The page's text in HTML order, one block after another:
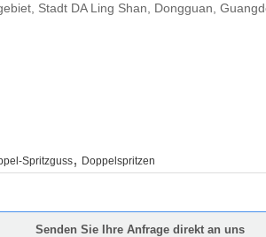
Stadt DA Ling Shan, Dongguan,
Spritzguss, Doppelspritzen
Senden Sie Ihre Anfrage direkt an uns